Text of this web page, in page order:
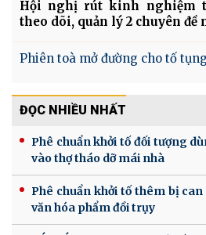
Hội nghị rút kinh nghiệm
theo dõi, quản lý 2 chuyên đề
Phiên toà mở đường cho tố
ĐỌC NHIỀU NHẤT
Phê chuẩn khởi tố đối tượng
vào thợ tháo dỡ mái nhà
Phê chuẩn khởi tố thêm bị
văn hóa phẩm đồi trụy